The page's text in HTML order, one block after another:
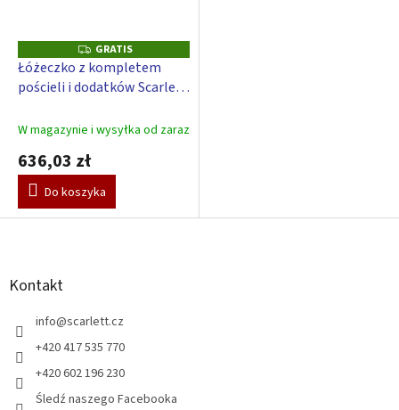
G
R
A
T
GRATIS
Łóżeczko z kompletem
pościeli i dodatków Scarlett
cm
W magazynie i wysyłka od zaraz
636,03 zł
Do koszyka
S
Kontakt
info@scarlett.cz
+420 417 535 770
+420 602 196 230
Śledź naszego Facebooka